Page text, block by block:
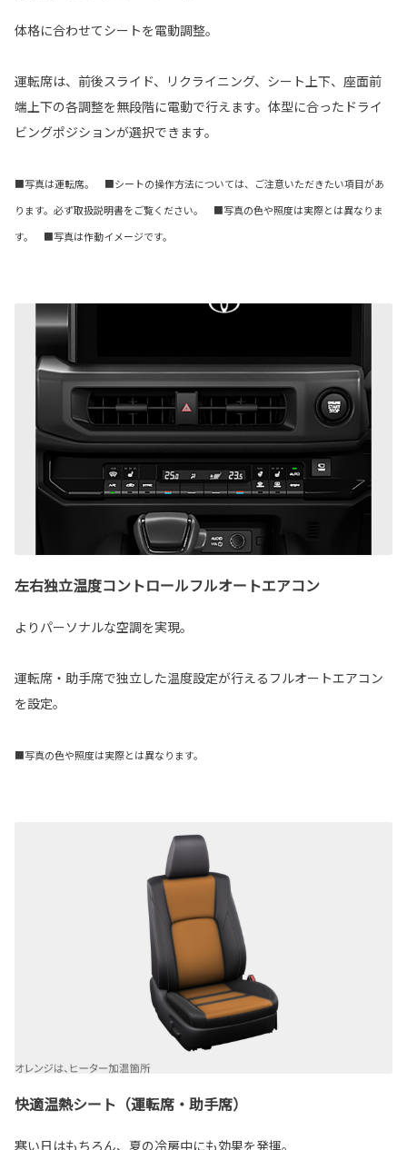
体格に合わせてシートを電動調整。
運転席は、前後スライド、リクライニング、シート上下、座面前
端上下の各調整を無段階に電動で行えます。体型に合ったドライ
ビングポジションが選択できます。
■写真は運転席。 ■シートの操作方法については、ご注意いただきたい項目があ
ります。必ず取扱説明書をご覧ください。 ■写真の色や照度は実際とは異なりま
す。 ■写真は作動イメージです。
左右独立温度コントロールフルオートエアコン
よりパーソナルな空調を実現。
運転席・助手席で独立した温度設定が行えるフルオートエアコン
を設定。
■写真の色や照度は実際とは異なります。
快適温熱シート（運転席・助手席）
寒い日はもちろん、夏の冷房中にも効果を発揮。